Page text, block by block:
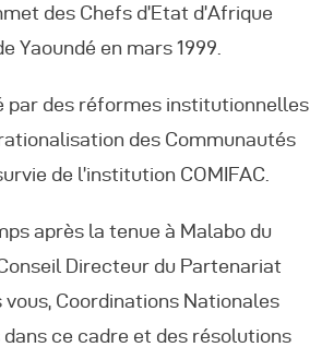
des Chefs d’Etat d’Afrique
Yaoundé en mars 1999.
par des réformes institutionnelles
des Communautés
de l’institution COMIFAC.
après la tenue à Malabo du
Directeur du Partenariat
Coordinations Nationales
ce cadre et des résolutions